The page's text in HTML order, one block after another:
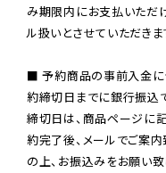
み期限内にお支払いただ
ル扱いとさせていただきま
■ 予約商品の事前入金に
約締切日までに銀行振込
締切日は、商品ページに
約完了後、メールでご案
の上、お振込みをお願い